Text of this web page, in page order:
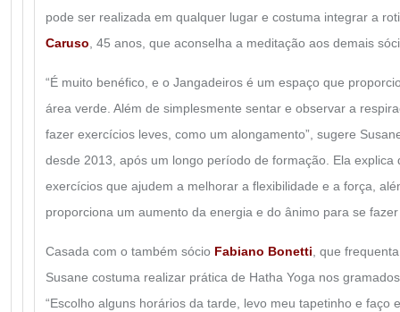
pode ser realizada em qualquer lugar e costuma integrar a
Caruso , 45 anos, que aconselha a meditação aos demais
“É muito benéfico, e o Jangadeiros é um espaço que
área verde. Além de simplesmente sentar e observar a
fazer exercícios leves, como um alongamento”, sugere
desde 2013, após um longo período de formação. Ela explica
exercícios que ajudem a melhorar a flexibilidade e a força,
proporciona um aumento da energia e do ânimo para se
Casada com o também sócio Fabiano Bonetti , que
Susane costuma realizar prática de Hatha Yoga nos
“Escolho alguns horários da tarde, levo meu tapetinho e faço